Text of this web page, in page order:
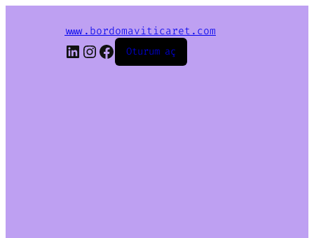
www.bordomaviticaret.com
LinkedIn
Instagram
Facebook
Oturum aç